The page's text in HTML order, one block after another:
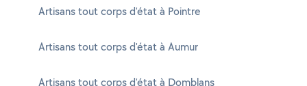
Artisans tout corps d'état à Pointre
Artisans tout corps d'état à Aumur
Artisans tout corps d'état à Domblans